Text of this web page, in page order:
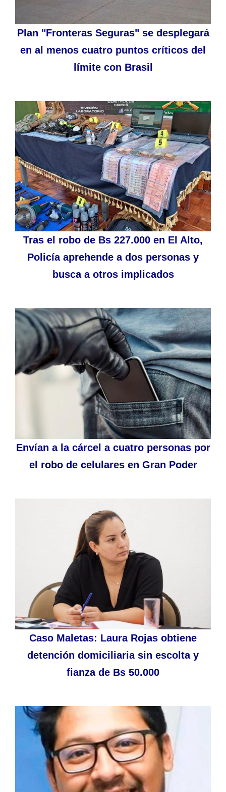
Plan "Fronteras Seguras" se desplegará
en al menos cuatro puntos críticos del
límite con Brasil
Tras el robo de Bs 227.000 en El Alto,
Policía aprehende a dos personas y
busca a otros implicados
Envían a la cárcel a cuatro personas por
el robo de celulares en Gran Poder
Caso Maletas: Laura Rojas obtiene
detención domiciliaria sin escolta y
fianza de Bs 50.000